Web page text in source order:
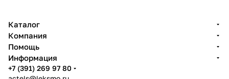
Каталог
Компания
Помощь
Информация
+7 (391) 269 97 80